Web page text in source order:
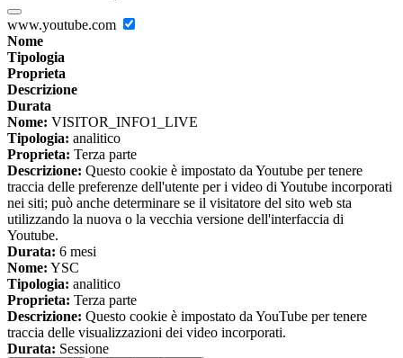
www.youtube.com
Nome
Tipologia
Proprieta
Descrizione
Durata
Nome: VISITOR_INFO1_LIVE
Tipologia: analitico
Proprieta: Terza parte
Descrizione: Questo cookie è impostato da Youtube per tenere
traccia delle preferenze dell'utente per i video di Youtube incorporati
nei siti; può anche determinare se il visitatore del sito web sta
utilizzando la nuova o la vecchia versione dell'interfaccia di
Youtube.
Durata: 6 mesi
Nome: YSC
Tipologia: analitico
Proprieta: Terza parte
Descrizione: Questo cookie è impostato da YouTube per tenere
traccia delle visualizzazioni dei video incorporati.
Durata: Sessione